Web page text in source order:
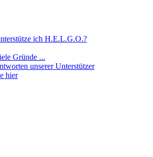
ich H.E.L.G.O.?
Gründe ...
unserer Unterstützer
hier